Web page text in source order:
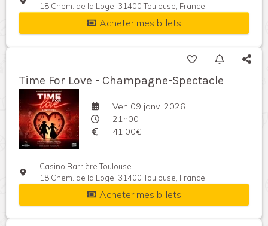
18 Chem. de la Loge, 31400 Toulouse, France
Acheter mes billets
Time For Love - Champagne-Spectacle
Ven 09 janv. 2026
21h00
41,00€
Casino Barrière Toulouse
18 Chem. de la Loge, 31400 Toulouse, France
Acheter mes billets